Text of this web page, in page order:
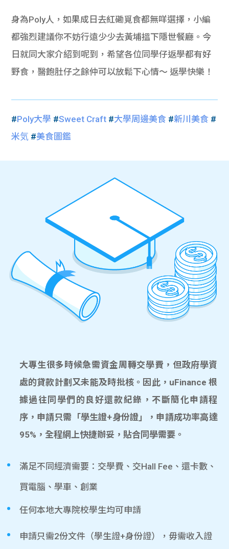
身為Poly人，如果成日去紅磡覓食都無咩選擇，小編
都強烈建議你不妨行遠少少去黃埔搵下隱世餐廳。今
日就同大家介紹到呢到，希望各位同學仔返學都有好
野食，醫飽肚仔之餘仲可以放鬆下心情～ 返學快樂！
#Poly大學 #Sweet Craft #大學周邊美食 #新川美食 #
米気 #美食圖鑑
大專生很多時候急需資金周轉交學費，但政府學資
處的貸款計劃又未能及時批核。因此，uFinance 根
據過往同學們的良好還款紀錄，不斷簡化申請程
序，申請只需「學生證+身份證」，申請成功率高達
95%，全程網上快捷辦妥，貼合同學需要。
滿足不同經濟需要：交學費、交Hall Fee、還卡數、
買電腦、學車、創業
任何本地大專院校學生均可申請
申請只需2份文件（學生證+身份證），毋需收入證